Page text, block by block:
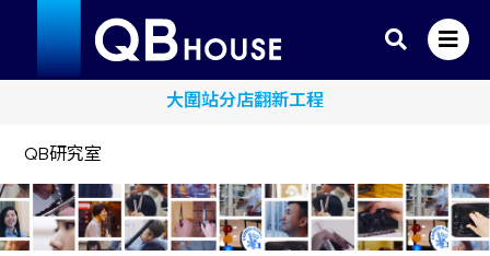
大圍站分店翻新工程
QB研究室